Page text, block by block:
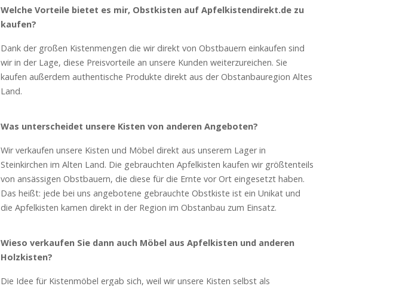
Welche Vorteile bietet es mir, Obstkisten auf Apfelkistendirekt.de zu
kaufen?
Dank der großen Kistenmengen die wir direkt von Obstbauern einkaufen sind
wir in der Lage, diese Preisvorteile an unsere Kunden weiterzureichen. Sie
kaufen außerdem authentische Produkte direkt aus der Obstanbauregion Altes
Land.
Was unterscheidet unsere Kisten von anderen Angeboten?
Wir verkaufen unsere Kisten und Möbel direkt aus unserem Lager in
Steinkirchen im Alten Land. Die gebrauchten Apfelkisten kaufen wir größtenteils
von ansässigen Obstbauern, die diese für die Ernte vor Ort eingesetzt haben.
Das heißt: jede bei uns angebotene gebrauchte Obstkiste ist ein Unikat und
die Apfelkisten kamen direkt in der Region im Obstanbau zum Einsatz.
Wieso verkaufen Sie dann auch Möbel aus Apfelkisten und anderen
Holzkisten?
Die Idee für Kistenmöbel ergab sich, weil wir unsere Kisten selbst als